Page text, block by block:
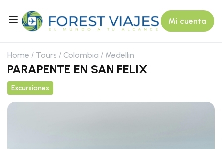
Mi cuenta
Home Tours Colombia Medellin
PARAPENTE EN SAN FELIX
Excursiones